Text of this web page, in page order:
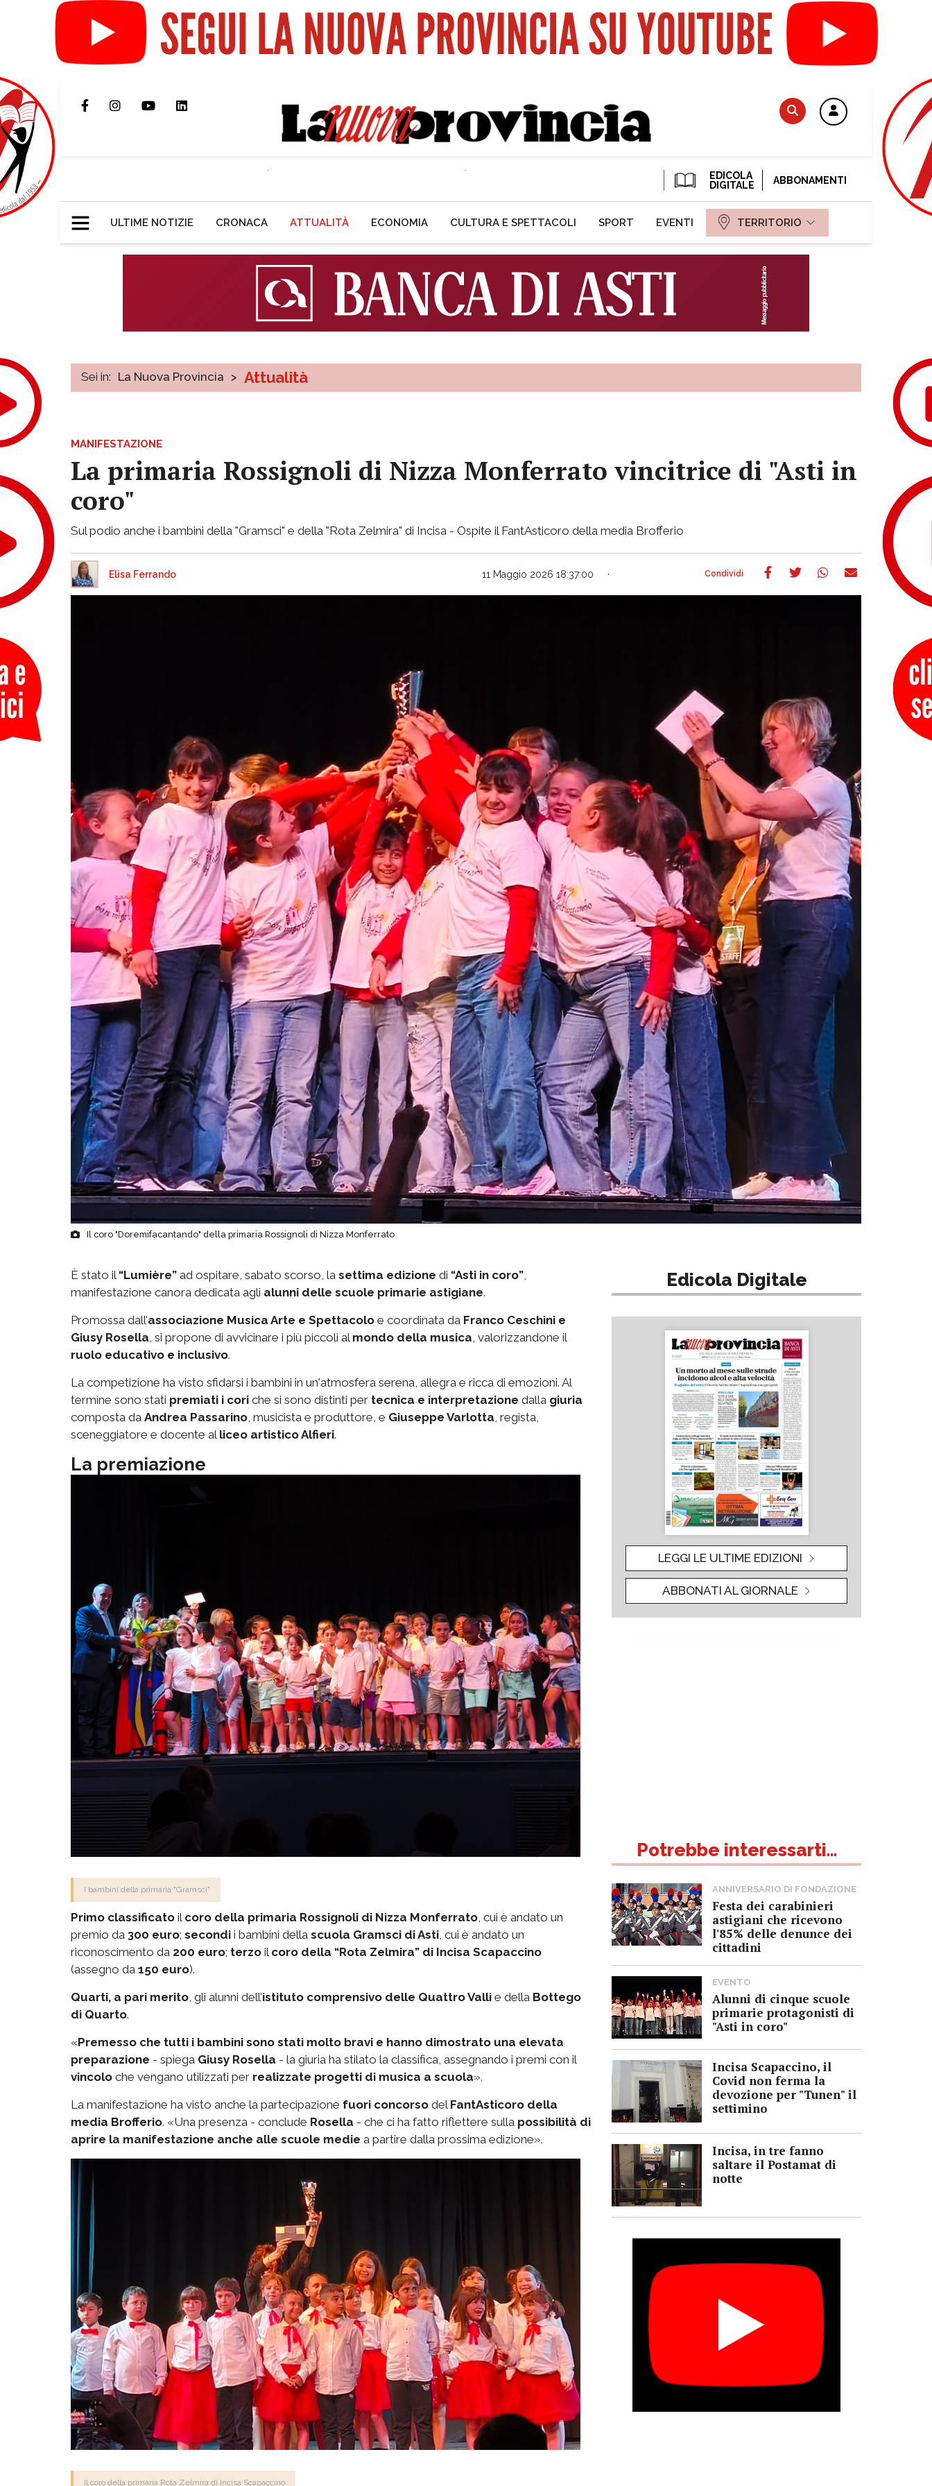
EDICOLA
DIGITALE
ABBONAMENTI
ULTIME NOTIZIE CRONACA ATTUALITÀ ECONOMIA CULTURA E SPETTACOLI SPORT EVENTI TERRITORIO
Sei in: La Nuova Provincia > Attualità
MANIFESTAZIONE
La primaria Rossignoli di Nizza Monferrato vincitrice di "Asti in
coro"
Sul podio anche i bambini della "Gramsci" e della "Rota Zelmira" di Incisa - Ospite il FantAsticoro della media Brofferio
Elisa Ferrando 11 Maggio 2026 18:37:00
Il coro "Doremifacantando" della primaria Rossignoli di Nizza Monferrato
È stato il “Lumière” ad ospitare, sabato scorso, la settima edizione di “Asti in coro”
manifestazione canora dedicata agli alunni delle scuole primarie astigiane.
Promossa dall’associazione Musica Arte e Spettacolo e coordinata da Franco Ceschini e
Giusy Rosella , si propone di avvicinare i più piccoli al mondo della musica , valorizzandone il
ruolo educativo e inclusivo.
La competizione ha visto sfidarsi i bambini in un'atmosfera serena, allegra e ricca di emozioni. Al
termine sono stati premiati i cori che si sono distinti per tecnica e interpretazione dalla giuria
composta da Andrea Passarino , musicista e produttore, e Giuseppe Varlotta , regista,
sceneggiatore e docente al liceo artistico Alfieri.
La premiazione
I bambini della primaria "Gramsci"
Primo classificato il coro della primaria Rossignoli di Nizza Monferrato, cui è andato un
premio da 300 euro; secondi i bambini della scuola Gramsci di Asti, cui è andato un
riconoscimento da 200 euro; terzo il coro della “Rota Zelmira” di Incisa Scapaccino
(assegno da 150 euro).
Quarti, a pari merito, gli alunni dell’istituto comprensivo delle Quattro Valli e della Bottego
di Quarto.
«Premesso che tutti i bambini sono stati molto bravi e hanno dimostrato una elevata
preparazione - spiega Giusy Rosella - la giuria ha stilato la classifica, assegnando i premi con il
vincolo che vengano utilizzati per realizzate progetti di musica a scuola».
La manifestazione ha visto anche la partecipazione fuori concorso del FantAsticoro della
media Brofferio. «Una presenza - conclude Rosella - che ci ha fatto riflettere sulla possibilità di
aprire la manifestazione anche alle scuole medie a partire dalla prossima edizione».
Il coro della primaria Rota Zelmira di Incisa Scapaccino
Edicola Digitale
LEGGI LE ULTIME EDIZIONI
ABBONATI AL GIORNALE
Potrebbe interessarti...
ANNIVERSARIO DI FONDAZIONE
Festa dei carabinieri
astigiani che ricevono
l'85% delle denunce dei
cittadini
EVENTO
Alunni di cinque scuole
primarie protagonisti di
"Asti in coro"
Incisa Scapaccino, il
Covid non ferma la
devozione per "Tunen" il
settimino
Incisa, in tre fanno
saltare il Postamat di
notte